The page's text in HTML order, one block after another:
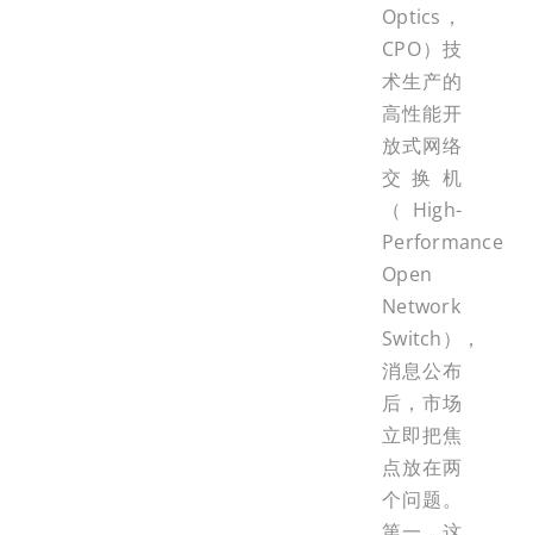
Optics，
CPO）技
术生产的
高性能开
放式网络
交换机
（High-
Performance
Open
Network
Switch），
消息公布
后，市场
立即把焦
点放在两
个问题。